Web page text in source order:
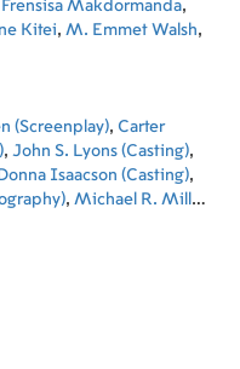
Frensisa Makdormanda,
Kitei, M. Emmet Walsh,
(Screenplay), Carter
, John S. Lyons (Casting),
Donna Isaacson (Casting),
, Michael R. Miller
Editor)
Producer)